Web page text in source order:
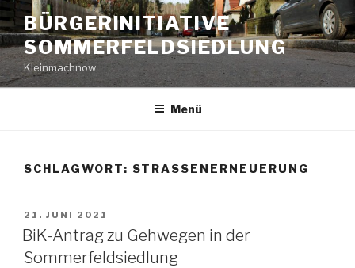
Zum
Inhalt
springen
BÜRGERINITIATIVE
SOMMERFELDSIEDLUNG
Kleinmachnow
Menü
SCHLAGWORT: STRASSENERNEUERUNG
VERÖFFENTLICHT
AM
21. JUNI 2021
BiK-Antrag zu Gehwegen in der
Sommerfeldsiedlung